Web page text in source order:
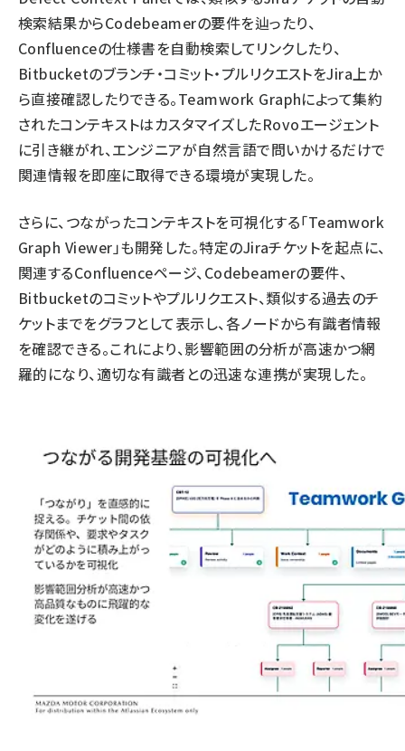
検索結果からCodebeamerの要件を辿ったり、
Confluenceの仕様書を自動検索してリンクしたり、
Bitbucketのブランチ・コミット・プルリクエストをJira上か
ら直接確認したりできる。Teamwork Graphによって集約
されたコンテキストはカスタマイズしたRovoエージェント
に引き継がれ、エンジニアが自然言語で問いかけるだけで
関連情報を即座に取得できる環境が実現した。
さらに、つながったコンテキストを可視化する「Teamwork
Graph Viewer」も開発した。特定のJiraチケットを起点に、
関連するConfluenceページ、Codebeamerの要件、
Bitbucketのコミットやプルリクエスト、類似する過去のチ
ケットまでをグラフとして表示し、各ノードから有識者情報
を確認できる。これにより、影響範囲の分析が高速かつ網
羅的になり、適切な有識者との迅速な連携が実現した。